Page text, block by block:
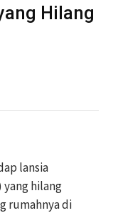
Hilang
lansia
yang hilang
rumahnya di